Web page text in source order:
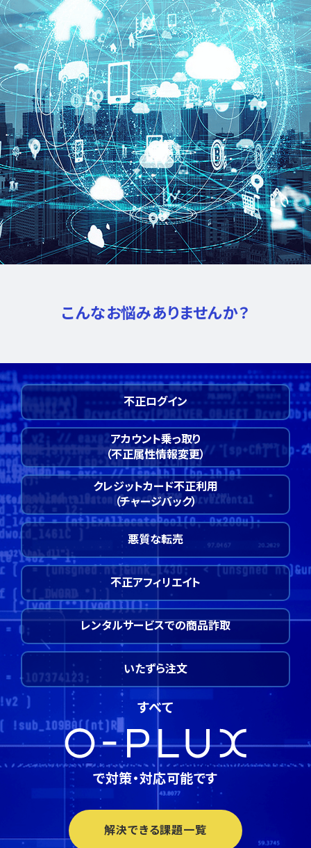
こんなお悩みありませんか？
不正ログイン
アカウント乗っ取り
（不正属性情報変更）
クレジットカード不正利用
（チャージバック）
悪質な転売
不正アフィリエイト
レンタルサービスでの商品詐取
いたずら注文
すべて
で対策・対応可能です
解決できる課題一覧